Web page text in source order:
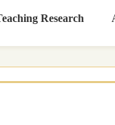
Research